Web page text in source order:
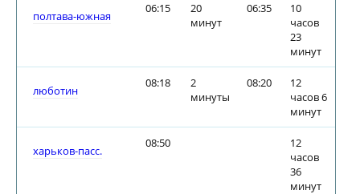
полтава-южная
06:15
20
минут
06:35
10
часов
23
минут
люботин
08:18
2
минуты
08:20
12
часов 6
минут
харьков-пасс.
08:50
12
часов
36
минут